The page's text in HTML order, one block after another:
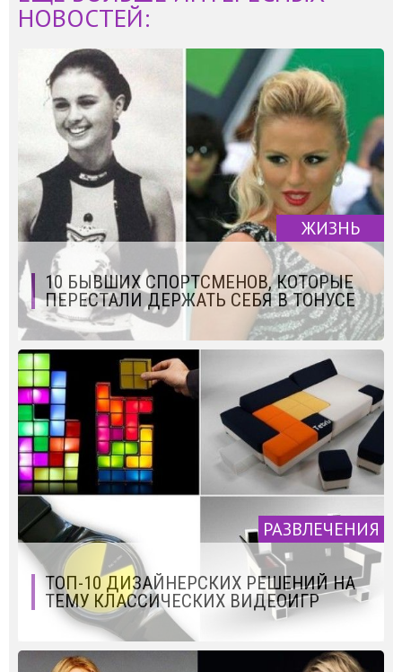
НОВОСТЕЙ:
ЖИЗНЬ
10 БЫВШИХ СПОРТСМЕНОВ, КОТОРЫЕ
ПЕРЕСТАЛИ ДЕРЖАТЬ СЕБЯ В ТОНУСЕ
РАЗВЛЕЧЕНИЯ
ТОП-10 ДИЗАЙНЕРСКИХ РЕШЕНИЙ НА
ТЕМУ КЛАССИЧЕСКИХ ВИДЕОИГР